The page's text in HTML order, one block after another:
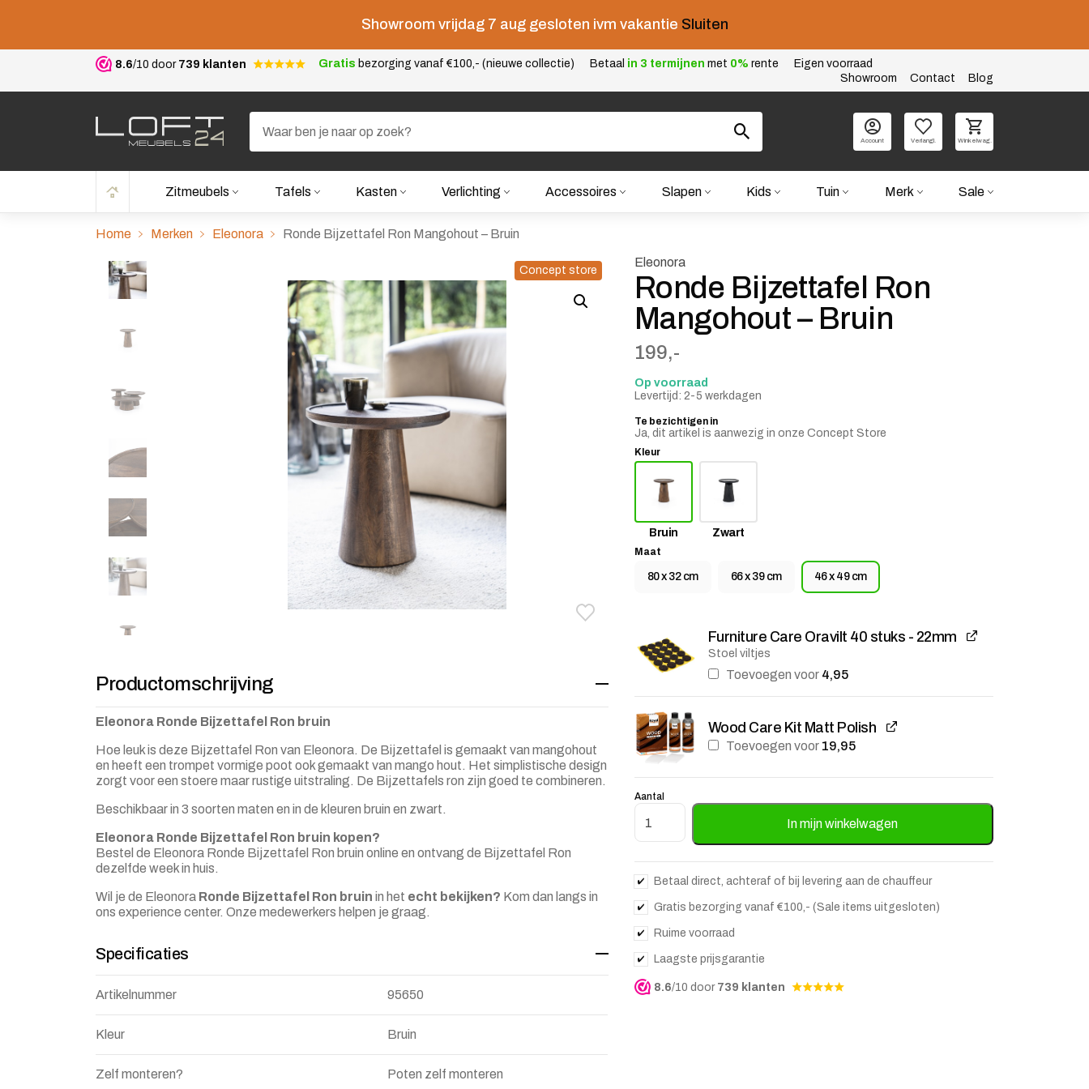
Showroom vrijdag 7 aug gesloten ivm vakantie Sluiten
8.6/10 door 739 klanten Gratis bezorging vanaf €100,- (nieuwe collectie) Betaal in 3 termijnen met 0% rente
Eigen voorraad
Showroom
Contact Blog
Account Verlangl. Winkelwag.
Zitmeubels Tafels Kasten Verlichting Accessoires Slapen Kids Tuin Merk Sale
Home Merken Eleonora Ronde Bijzettafel Ron Mangohout – Bruin
Concept store
Toevoegen aan verlanglijstje
Verwijderen van verlanglijst
Productomschrijving
Eleonora Ronde Bijzettafel Ron bruin
Hoe leuk is deze Bijzettafel Ron van Eleonora. De Bijzettafel is gemaakt van mangohout
en heeft een trompet vormige poot ook gemaakt van mango hout. Het simplistische design
zorgt voor een stoere maar rustige uitstraling. De Bijzettafels ron zijn goed te combineren.
Beschikbaar in 3 soorten maten en in de kleuren bruin en zwart.
Eleonora Ronde Bijzettafel Ron bruin kopen?
Bestel de Eleonora Ronde Bijzettafel Ron bruin online en ontvang de Bijzettafel Ron
dezelfde week in huis.
Wil je de Eleonora Ronde Bijzettafel Ron bruin in het echt bekijken? Kom dan langs in
ons experience center. Onze medewerkers helpen je graag.
Specificaties
Artikelnummer 95650
Kleur Bruin
Zelf monteren? Poten zelf monteren
Eleonora
Ronde Bijzettafel Ron
Mangohout – Bruin
199,-
Op voorraad
Levertijd: 2-5 werkdagen
Te bezichtigen in
Ja, dit artikel is aanwezig in onze Concept Store
Kleur
Bruin Zwart
Maat
80 x 32 cm 66 x 39 cm 46 x 49 cm
Furniture Care Oravilt 40 stuks - 22mm
Stoel viltjes
Toevoegen voor 4,95
Wood Care Kit Matt Polish
Toevoegen voor 19,95
Aantal
Ronde Bijzettafel Ron Mangohout - Bruin aantal
In mijn winkelwagen
Betaal direct, achteraf of bij levering aan de chauffeur
Gratis bezorging vanaf €100,- (Sale items uitgesloten)
Ruime voorraad
Laagste prijsgarantie
8.6/10 door 739 klanten